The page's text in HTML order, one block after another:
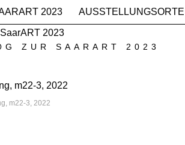
2023 AUSSTELLUNGSORTE
ZUR SAARART 2023
m22-3, 2022